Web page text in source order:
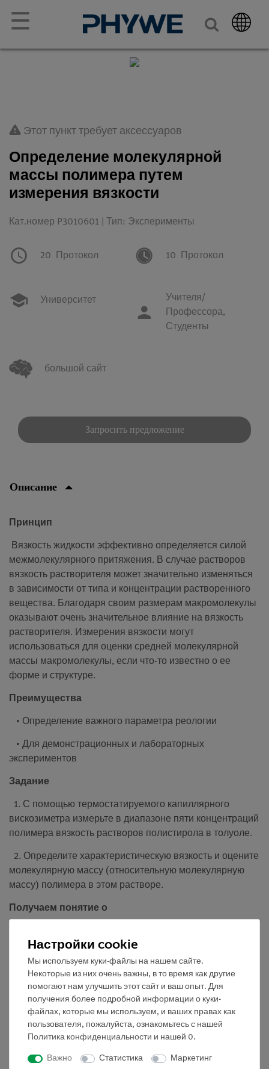
☰
Этот пункт требует аксессуаров
Определение молекулярной
массы полимера путем
измерения вязкости
Кат.номер P3010601 | Тип: Эксперименты
20 Протокол 10 Протокол
Университет
Учителя/
Профессора,
Студенты
большой сайт
Запросить предложение
Описание
Принцип
Вязкость жидкости эффективно определяется силой
межмолекулярного притяжения. В случае растворов
вязкость растворителя может значительно изменяться
в зависимости от типа и концентрации растворенного
вещества. Благодаря своим размерам макромолекулы
оказывают очень значительное влияние на вязкость
растворителя. Измерения вязкости могут
использоваться для оценки средней молекулярной
массы макромолекулы, если что-то известно о ее
форме и структуре.
Преимущества
• Определение важного параметра реологии
• Для демонстрационных и лабораторных
экспериментов
Задание
1. С помощью термостатируемого капиллярного
вискозиметра измерьте в диапазоне пяти концентраций
полимера вязкость растворов полистирола в толуоле.
2. Определите характеристическую вязкость и оцените
молекулярную массу (относительную молекулярную
массу) полимера в этом растворе.
Получаем понятие о
• вязкость жидкостей
• капиллярный вискозиметр Оствальда
• уравнение Пуазейля
• макромолекулы
масса
Настройки cookie
Мы используем куки-файлы на нашем сайте.
Некоторые из них очень важны, в то время как другие
помогают нам улучшить этот сайт и ваш опыт. Для
получения более подробной информации о куки-
файлах, которые мы используем, и ваших правах как
пользователя, пожалуйста, ознакомьтесь с нашей
Политика конфиденциальности и нашей 0.
Важно Статистика Маркетинг